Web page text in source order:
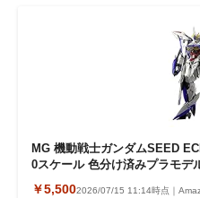
MG 機動戦士ガンダムSEED
0スケール 色分け済みプラモデ
￥5,5002026/07/15 11:14時点｜